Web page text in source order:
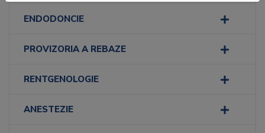
ENDODONCIE
PROVIZORIA A REBAZE
RENTGENOLOGIE
ANESTEZIE